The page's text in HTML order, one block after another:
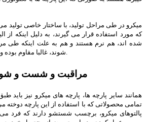
میکرو در طی مراحل تولید، با ساختار خاصی
که مورد استفاده قرار می گیرند، به دلیل اینکه
شده اند، هم نرم هستند و هم به علت اینکه طی
شوند، غالبا مقاوم بوده و به سادگی تخریب نمی شوند.
مراقبت و شست و
همانند سایر پارچه ها، پارچه های میکرو نیز
تمامی محصولاتی که با استفاده از این پارچه
پالتوهای میکرو، برچسب شستشو دارند که فرد